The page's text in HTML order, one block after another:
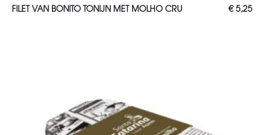
TOEVOEGEN AAN WINKELWAGEN
FILET VAN BONITO TONIJN MET MOLHO CRU €5,25